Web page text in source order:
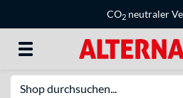
CO2 neutraler